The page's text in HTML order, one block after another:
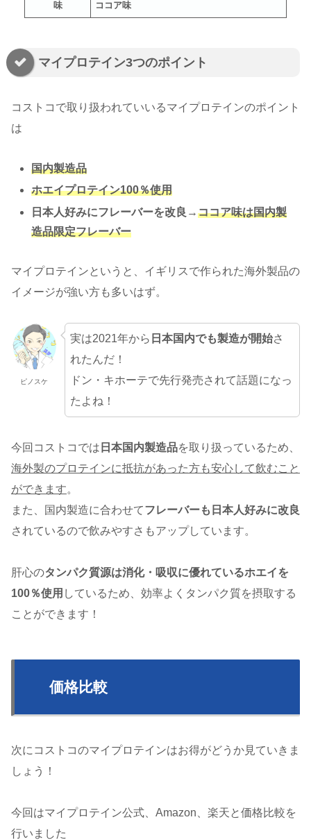
味 ココア味
マイプロテイン3つのポイント
コストコで取り扱われていいるマイプロテインのポイント
は
国内製造品
ホエイプロテイン100％使用
日本人好みにフレーバーを改良 →ココア味は国内製
造品限定フレーバー
マイプロテインというと、イギリスで作られた海外製品の
イメージが強い方も多いはず。
ピノスケ
実は2021年から 日本国内でも製造が開始さ
れたんだ！
ドン・キホーテで先行発売されて話題になっ
たよね！
今回コストコでは 日本国内製造品を取り扱っているため、
海外製のプロテインに抵抗があった方も安心して飲むこと
ができます。
また、国内製造に合わせてフレーバーも日本人好みに改良
されているので飲みやすさもアップしています。
肝心のタンパク質源は消化・吸収に優れているホエイを
100％使用 しているため、効率よくタンパク質を摂取する
ことができます！
価格比較
次にコストコのマイプロテインはお得がどうか見ていきま
しょう！
今回はマイプロテイン公式、Amazon、楽天と価格比較を
行いました